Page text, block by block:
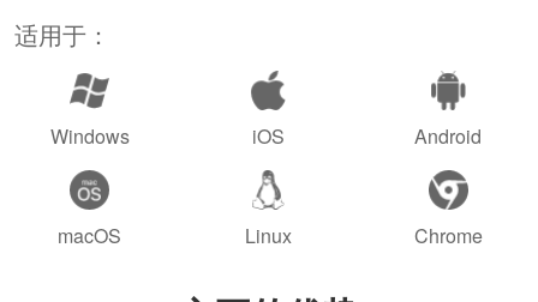
适用于：
Windows iOS Android
macOS Linux Chrome